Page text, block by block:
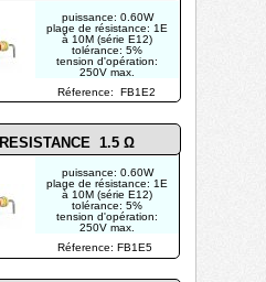
puissance: 0.60W
plage de résistance: 1E
à 10M (série E12)
tolérance: 5%
tension d'opération:
250V max.
Réference: FB1E5
RESISTANCE 1.5 Ω
puissance: 0.60W
plage de résistance: 1E
à 10M (série E12)
tolérance: 5%
tension d'opération:
250V max.
Réference: FB1E2